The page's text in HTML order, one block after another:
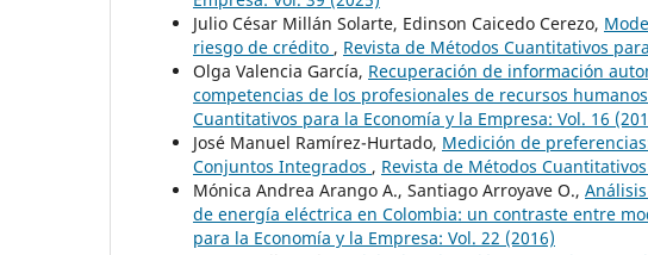
Julio César Millán Solarte, Edinson Caicedo Cerezo,
riesgo de crédito , Revista de Métodos Cuantitativos
Olga Valencia García, Recuperación de información
competencias de los profesionales de recursos
Cuantitativos para la Economía y la Empresa: Vol. 16
José Manuel Ramírez-Hurtado, Medición de
Conjuntos Integrados , Revista de Métodos
Mónica Andrea Arango A., Santiago Arroyave O.,
de energía eléctrica en Colombia: un contraste entre
para la Economía y la Empresa: Vol. 22 (2016)